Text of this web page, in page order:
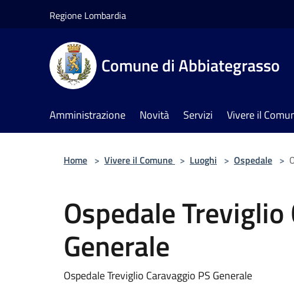
Regione Lombardia
Comune di Abbiategrasso
Amministrazione Novità Servizi Vivere il
Home > Vivere il Comune > Luoghi > Ospedale >
Ospedale Treviglio
Generale
Ospedale Treviglio Caravaggio PS Generale